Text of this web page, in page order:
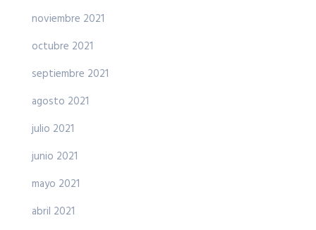
noviembre 2021
octubre 2021
septiembre 2021
agosto 2021
julio 2021
junio 2021
mayo 2021
abril 2021